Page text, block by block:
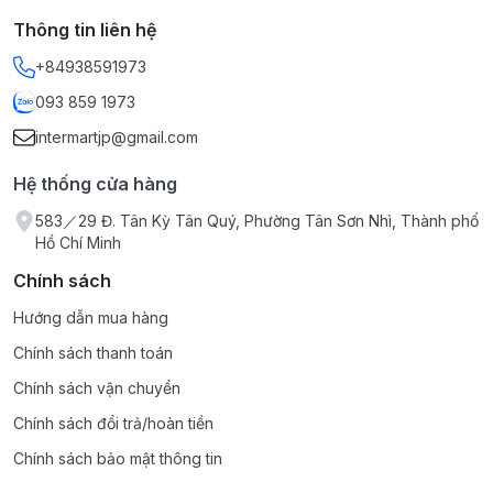
ấm.
Lộ trình: Quy cách 60 viên tương ứng với 30 ngày sử
dụng.
Đối tượng: Người thường xuyên uống rượu bia, người bị
men gan cao, nóng trong hoặc đang điều trị các bệnh
Lưu ý: Sản phẩm đạt tiêu chuẩn chất lượng khắt khe
của Nhật Bản. Sản phẩm này không phải là thuốc và
không có tác dụng thay thế thuốc chữa bệnh.
Thông tin liên hệ
+84938591973
093 859 1973
intermartjp@gmail.com
Hệ thống cửa hàng
583／29 Đ. Tân Kỳ Tân Quý, Phường Tân Sơn Nhì, Thành phố
Hồ Chí Minh
Chính sách
Hướng dẫn mua hàng
Chính sách thanh toán
Chính sách vận chuyển
Chính sách đổi trả/hoàn tiền
Chính sách bảo mật thông tin